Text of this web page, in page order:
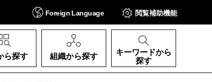
Foreign Language 閲覧補助機能
ら探す 組織から探す
キーワードから
探す